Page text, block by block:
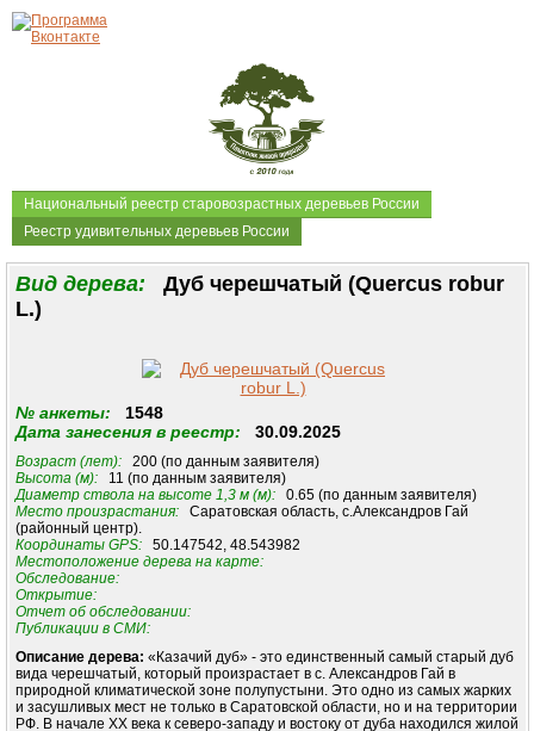
Национальный реестр старовозрастных деревьев России
Реестр удивительных деревьев России
Вид дерева: Дуб черешчатый (Quercus robur
L.)
№ анкеты: 1548
Дата занесения в реестр: 30.09.2025
Возраст (лет):200 (по данным заявителя)
Высота (м):11 (по данным заявителя)
Диаметр ствола на высоте 1,3 м (м):0.65 (по данным заявителя)
Место произрастания:Саратовская область, с.Александров Гай
(районный центр).
Координаты GPS:50.147542, 48.543982
Местоположение дерева на карте:
Обследование:
Открытие:
Отчет об обследовании:
Публикации в СМИ:
Описание дерева: «Казачий дуб» - это единственный самый старый дуб
вида черешчатый, который произрастает в с. Александров Гай в
природной климатической зоне полупустыни. Это одно из самых жарких
и засушливых мест не только в Саратовской области, но и на территории
РФ. В начале ХХ века к северо-западу и востоку от дуба находился жилой